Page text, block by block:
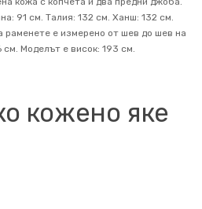
91 см. Талия: 132 см. Ханш: 132 см.
раменете е измерено от шев до шев на
Mоделът е висок: 193 см.
кожено яке